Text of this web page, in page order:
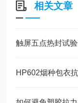
相关文章
触屏五点热封试
HP602烟种包衣